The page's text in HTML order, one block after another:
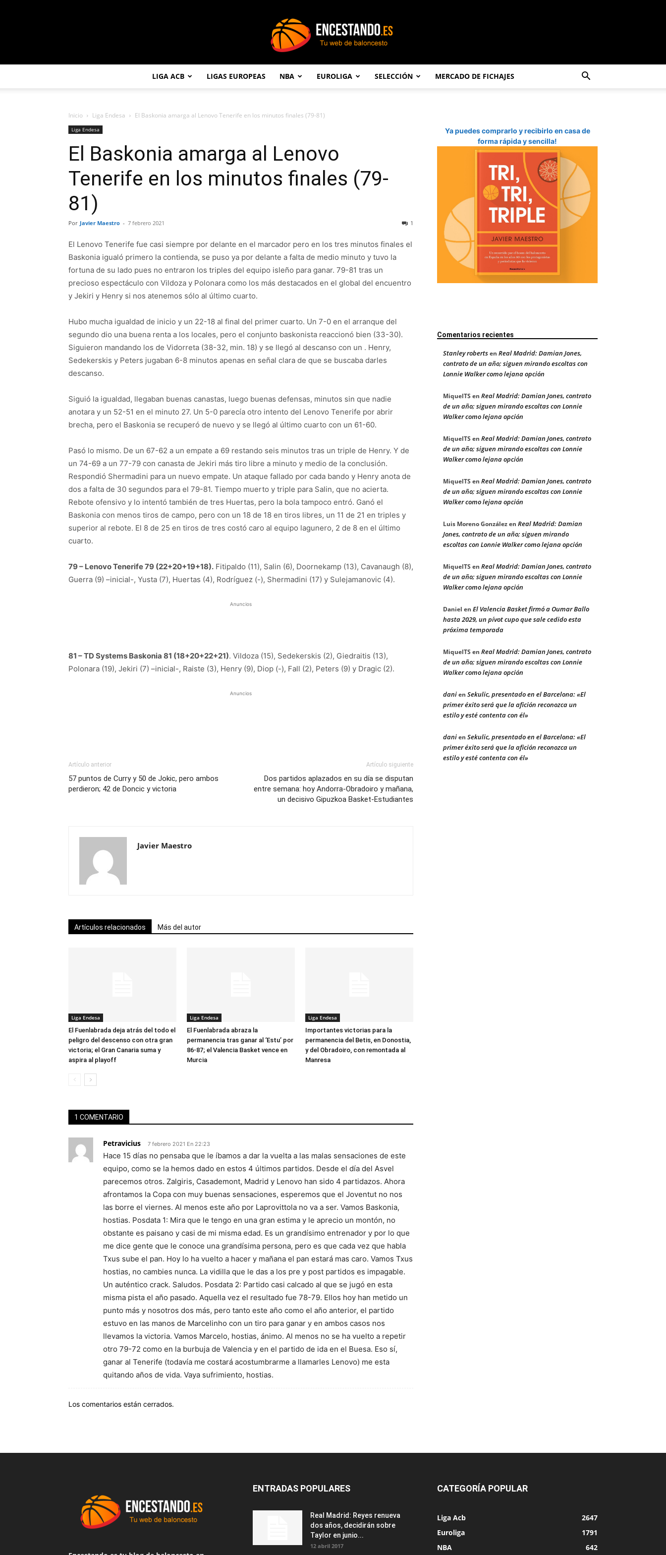
LIGA ACB LIGAS EUROPEAS NBA EUROLIGA SELECCIÓN MERCADO DE FICHAJES
Inicio Liga Endesa El Baskonia amarga al Lenovo Tenerife en los minutos finales (79-81)
Liga Endesa
El Baskonia amarga al Lenovo
Tenerife en los minutos finales (79-
81)
Por Javier Maestro - 7 febrero 2021 1
El Lenovo Tenerife fue casi siempre por delante en el marcador pero en los tres minutos finales el
Baskonia igualó primero la contienda, se puso ya por delante a falta de medio minuto y tuvo la
fortuna de su lado pues no entraron los triples del equipo isleño para ganar. 79-81 tras un
precioso espectáculo con Vildoza y Polonara como los más destacados en el global del encuentro
y Jekiri y Henry si nos atenemos sólo al último cuarto.
Hubo mucha igualdad de inicio y un 22-18 al final del primer cuarto. Un 7-0 en el arranque del
segundo dio una buena renta a los locales, pero el conjunto baskonista reaccionó bien (33-30).
Siguieron mandando los de Vidorreta (38-32, min. 18) y se llegó al descanso con un . Henry,
Sedekerskis y Peters jugaban 6-8 minutos apenas en señal clara de que se buscaba darles
descanso.
Siguió la igualdad, llegaban buenas canastas, luego buenas defensas, minutos sin que nadie
anotara y un 52-51 en el minuto 27. Un 5-0 parecía otro intento del Lenovo Tenerife por abrir
brecha, pero el Baskonia se recuperó de nuevo y se llegó al último cuarto con un 61-60.
Pasó lo mismo. De un 67-62 a un empate a 69 restando seis minutos tras un triple de Henry. Y de
un 74-69 a un 77-79 con canasta de Jekiri más tiro libre a minuto y medio de la conclusión.
Respondió Shermadini para un nuevo empate. Un ataque fallado por cada bando y Henry anota de
dos a falta de 30 segundos para el 79-81. Tiempo muerto y triple para Salin, que no acierta.
Rebote ofensivo y lo intentó también de tres Huertas, pero la bola tampoco entró. Ganó el
Baskonia con menos tiros de campo, pero con un 18 de 18 en tiros libres, un 11 de 21 en triples y
superior al rebote. El 8 de 25 en tiros de tres costó caro al equipo lagunero, 2 de 8 en el último
cuarto.
79 – Lenovo Tenerife 79 (22+20+19+18). Fitipaldo (11), Salin (6), Doornekamp (13), Cavanaugh (8),
Guerra (9) –inicial-, Yusta (7), Huertas (4), Rodríguez (-), Shermadini (17) y Sulejamanovic (4).
Anuncios
81 – TD Systems Baskonia 81 (18+20+22+21). Vildoza (15), Sedekerskis (2), Giedraitis (13),
Polonara (19), Jekiri (7) –inicial-, Raiste (3), Henry (9), Diop (-), Fall (2), Peters (9) y Dragic (2).
Anuncios
Artículo anterior
57 puntos de Curry y 50 de Jokic, pero ambos
perdieron; 42 de Doncic y victoria
Artículo siguiente
Dos partidos aplazados en su día se disputan
entre semana: hoy Andorra-Obradoiro y mañana,
un decisivo Gipuzkoa Basket-Estudiantes
Javier Maestro
Artículos relacionados Más del autor
Liga Endesa
El Fuenlabrada deja atrás del todo el
peligro del descenso con otra gran
victoria; el Gran Canaria suma y
aspira al playoff
Liga Endesa
El Fuenlabrada abraza la
permanencia tras ganar al ‘Estu’ por
86-87; el Valencia Basket vence en
Murcia
Liga Endesa
Importantes victorias para la
permanencia del Betis, en Donostia,
y del Obradoiro, con remontada al
Manresa
1 COMENTARIO
Petravicius 7 febrero 2021 En 22:23
Hace 15 días no pensaba que le íbamos a dar la vuelta a las malas sensaciones de este
equipo, como se la hemos dado en estos 4 últimos partidos. Desde el día del Asvel
parecemos otros. Zalgiris, Casademont, Madrid y Lenovo han sido 4 partidazos. Ahora
afrontamos la Copa con muy buenas sensaciones, esperemos que el Joventut no nos
las borre el viernes. Al menos este año por Laprovittola no va a ser. Vamos Baskonia,
hostias. Posdata 1: Mira que le tengo en una gran estima y le aprecio un montón, no
obstante es paisano y casi de mi misma edad. Es un grandísimo entrenador y por lo que
me dice gente que le conoce una grandísima persona, pero es que cada vez que habla
Txus sube el pan. Hoy lo ha vuelto a hacer y mañana el pan estará mas caro. Vamos Txus
hostias, no cambies nunca. La vidilla que le das a los pre y post partidos es impagable.
Un auténtico crack. Saludos. Posdata 2: Partido casi calcado al que se jugó en esta
misma pista el año pasado. Aquella vez el resultado fue 78-79. Ellos hoy han metido un
punto más y nosotros dos más, pero tanto este año como el año anterior, el partido
estuvo en las manos de Marcelinho con un tiro para ganar y en ambos casos nos
llevamos la victoria. Vamos Marcelo, hostias, ánimo. Al menos no se ha vuelto a repetir
otro 79-72 como en la burbuja de Valencia y en el partido de ida en el Buesa. Eso sí,
ganar al Tenerife (todavía me costará acostumbrarme a llamarles Lenovo) me esta
quitando años de vida. Vaya sufrimiento, hostias.
Los comentarios están cerrados.
Ya puedes comprarlo y recibirlo en casa de
forma rápida y sencilla!
Comentarios recientes
Stanley robertsen Real Madrid: Damian Jones,
contrato de un año; siguen mirando escoltas con
Lonnie Walker como lejana opción
MiquelTS en Real Madrid: Damian Jones, contrato
de un año; siguen mirando escoltas con Lonnie
Walker como lejana opción
MiquelTS en Real Madrid: Damian Jones, contrato
de un año; siguen mirando escoltas con Lonnie
Walker como lejana opción
MiquelTS en Real Madrid: Damian Jones, contrato
de un año; siguen mirando escoltas con Lonnie
Walker como lejana opción
Luis Moreno Gonzálezen Real Madrid: Damian
Jones, contrato de un año; siguen mirando
escoltas con Lonnie Walker como lejana opción
MiquelTS en Real Madrid: Damian Jones, contrato
de un año; siguen mirando escoltas con Lonnie
Walker como lejana opción
Daniel en El Valencia Basket firmó a Oumar Ballo
hasta 2029, un pívot cupo que sale cedido esta
próxima temporada
MiquelTS en Real Madrid: Damian Jones, contrato
de un año; siguen mirando escoltas con Lonnie
Walker como lejana opción
danien Sekulic, presentado en el Barcelona: «El
primer éxito será que la afición reconozca un
estilo y esté contenta con él»
danien Sekulic, presentado en el Barcelona: «El
primer éxito será que la afición reconozca un
estilo y esté contenta con él»
ENTRADAS POPULARES
Real Madrid: Reyes renueva
dos años, decidirán sobre
Taylor en junio...
12 abril 2017
CATEGORÍA POPULAR
Liga Acb
2647
Euroliga
1791
NBA
642